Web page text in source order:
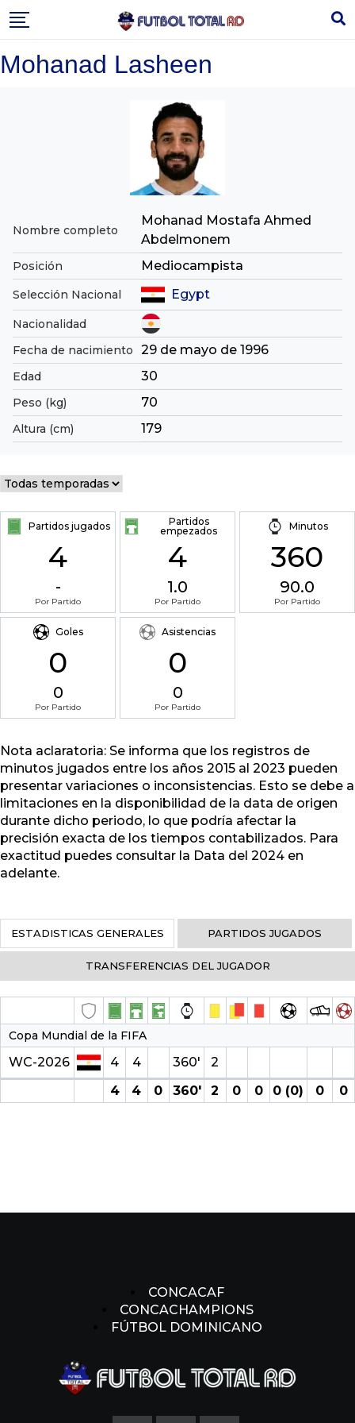
to
Mohanad Lasheen
Nombre completo
Mohanad Mostafa Ahmed
Abdelmonem
Posición Mediocampista
Selección Nacional Egypt
Nacionalidad
Fecha de nacimiento
29 de mayo de 1996
Edad 30
Peso (kg) 70
Altura (cm) 179
Partidos jugados
4
-
Por Partido
Partidos
empezados
4
1.0
Por Partido
Minutos
360
90.0
Por Partido
Goles
0
0
Por Partido
Asistencias
0
0
Por Partido
Nota aclaratoria: Se informa que los registros de
minutos jugados entre los años 2015 al 2023 pueden
presentar variaciones o inconsistencias. Esto se debe a
limitaciones en la disponibilidad de la data de origen
durante dicho periodo, lo que podría afectar la
precisión exacta de los tiempos contabilizados. Para
exactitud puedes consultar la Data del 2024 en
adelante.
ESTADISTICAS GENERALES PARTIDOS JUGADOS
TRANSFERENCIAS DEL JUGADOR
Copa Mundial de la FIFA
WC-2026 4 4 360′
2
4
4 0 360′ 2 0 0 0 (0) 0 0
CONCACAF
CONCACHAMPIONS
FÚTBOL DOMINICANO